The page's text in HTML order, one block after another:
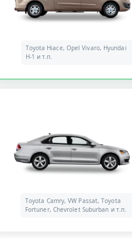
Toyota Hiace, Opel Vivaro, Hyundai
H-1 и т.п.
Toyota Camry, VW Passat, Toyota
Fortuner, Chevrolet Suburban и т.п.